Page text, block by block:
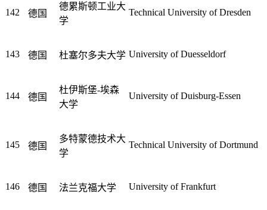
142 德国
德累斯顿工业大
学
Technical University of Dresden
143 德国 杜塞尔多夫大学 University of Duesseldorf
144 德国
杜伊斯堡-埃森
大学
University of Duisburg-Essen
145 德国
多特蒙德技术大
学
Technical University of Dortmund
146 德国 法兰克福大学 University of Frankfurt